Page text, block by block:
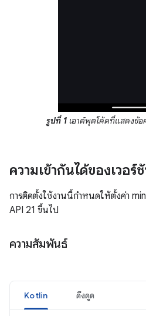
รูปที่ 1 เอาต์พุตโค้ดที่แสดงข้อ
ความเข้ากันได้ของเวอร์
การติดตั้งใช้งานนี้กำหนดให้ตั้งค่า
API 21 ขึ้นไป
ความสัมพันธ์